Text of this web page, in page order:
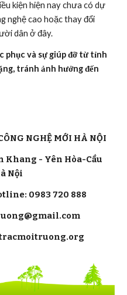
kiện hiện nay chưa có dự
nghệ cao hoặc thay đổi
dân ở đây.
phục và sự giúp đỡ từ tỉnh
tránh ảnh hưởng đến
NGHỆ MỚI HÀ NỘI
Khang - Yên Hòa-Cầu
Nội
0983 720 888